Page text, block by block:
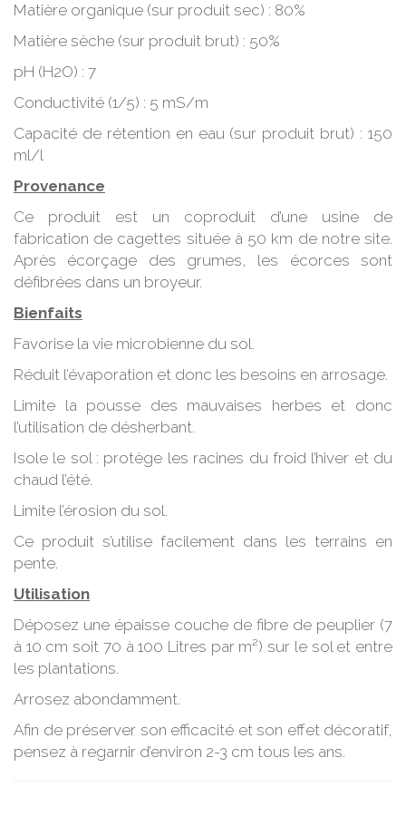
Matière organique (sur produit sec) : 80%
Matière sèche (sur produit brut) : 50%
pH (H2O) : 7
Conductivité (1/5) : 5 mS/m
Capacité de rétention en eau (sur produit brut) : 150
ml/l
Provenance
Ce produit est un coproduit d’une usine de
fabrication de cagettes située à 50 km de notre site.
Après écorçage des grumes, les écorces sont
défibrées dans un broyeur.
Bienfaits
Favorise la vie microbienne du sol.
Réduit l’évaporation et donc les besoins en arrosage.
Limite la pousse des mauvaises herbes et donc
l’utilisation de désherbant.
Isole le sol : protège les racines du froid l’hiver et du
chaud l’été.
Limite l’érosion du sol.
Ce produit s’utilise facilement dans les terrains en
pente.
Utilisation
Déposez une épaisse couche de fibre de peuplier (7
à 10 cm soit 70 à 100 Litres par m²) sur le sol et entre
les plantations.
Arrosez abondamment.
Afin de préserver son efficacité et son effet décoratif,
pensez à regarnir d’environ 2-3 cm tous les ans.